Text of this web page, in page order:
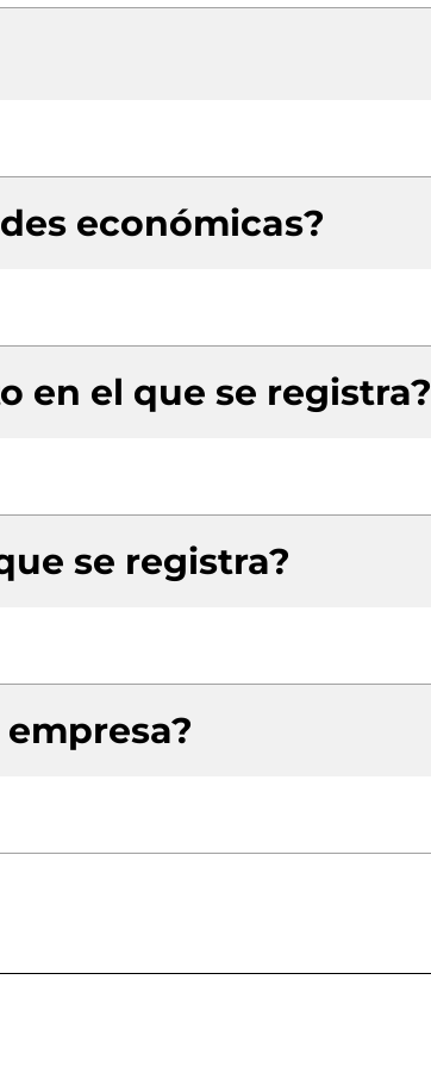
económicas?
en el que se registra?
se registra?